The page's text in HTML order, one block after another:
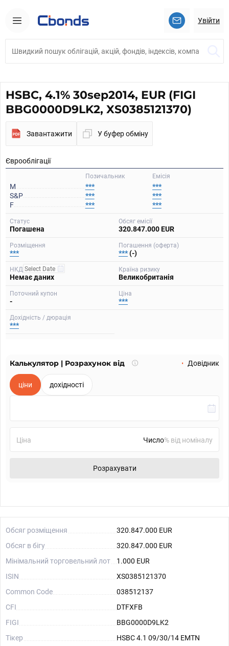
Увійти
HSBC, 4.1% 30sep2014, EUR (FIGI
BBG0000D9LK2, XS0385121370)
Завантажити У буфер обміну
Єврооблігації
Емісія
Позичальник
M ***
***
S&P
***
***
F
***
***
Статус
Погашена
Обсяг емісії
320.847.000 EUR
Розміщення
***
Погашення (оферта)
***(-)
НКД
Немає даних
Країна ризику
Великобританія
Поточний купон
-
Ціна
***
Дохідність / дюрація
***
Калькулятор | Розрахунок від
Що
Довідник
ціни дохідності
Ціна % від номіналу
Розрахувати
Обсяг розміщення
320.847.000 EUR
Обсяг в бігу
320.847.000 EUR
Мінімальний торговельний лот
1.000 EUR
ISIN
XS0385121370
Common Code
038512137
CFI
DTFXFB
FIGI
BBG0000D9LK2
Тікер
HSBC 4.1 09/30/14 EMTN